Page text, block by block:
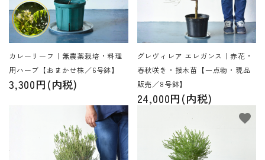
カレーリーフ｜無農薬栽培・料理
用ハーブ【おまかせ株／6号鉢】
3,300円(内税)
グレヴィレア エレガンス｜赤花・
春秋咲き・接木苗【一点物・現品
販売／8号鉢】
24,000円(内税)
favorite favorite